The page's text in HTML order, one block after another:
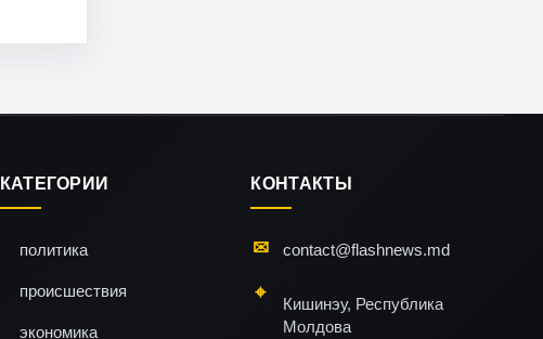
КАТЕГОРИИ
политика
происшествия
экономика
КОНТАКТЫ
contact@flashnews.md
Кишинэу, Республика
Молдова